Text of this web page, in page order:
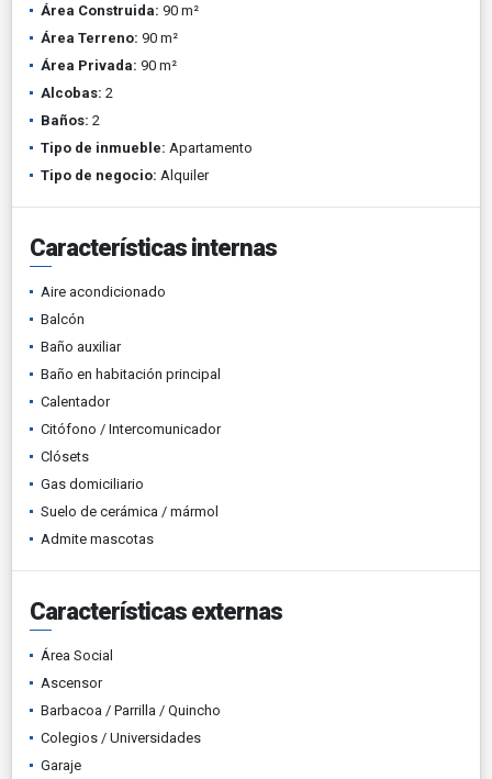
Área Construida: 90 m²
Área Terreno: 90 m²
Área Privada: 90 m²
Alcobas: 2
Baños: 2
Tipo de inmueble: Apartamento
Tipo de negocio: Alquiler
Características internas
Aire acondicionado
Balcón
Baño auxiliar
Baño en habitación principal
Calentador
Citófono / Intercomunicador
Clósets
Gas domiciliario
Suelo de cerámica / mármol
Admite mascotas
Características externas
Área Social
Ascensor
Barbacoa / Parrilla / Quincho
Colegios / Universidades
Garaje